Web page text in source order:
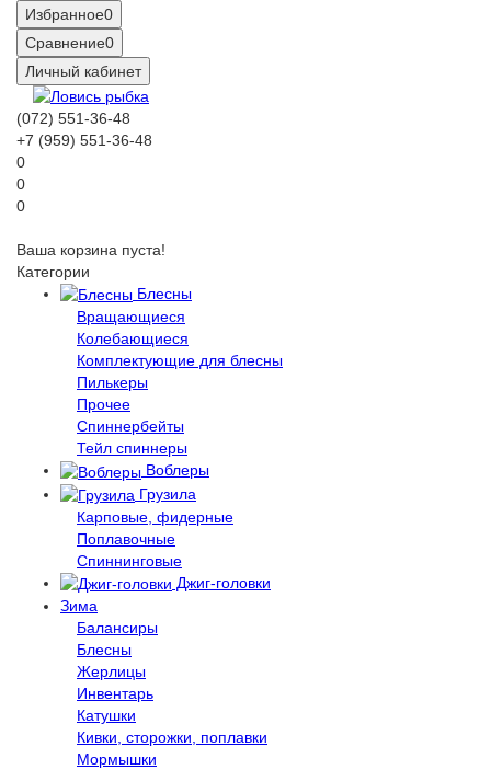
Избранное0
Сравнение0
Личный кабинет
(072) 551-36-48
+7 (959) 551-36-48
0
0
0
Ваша корзина пуста!
Категории
Блесны
Вращающиеся
Колебающиеся
Комплектующие для блесны
Пилькеры
Прочее
Спиннербейты
Тейл спиннеры
Воблеры
Грузила
Карповые, фидерные
Поплавочные
Спиннинговые
Джиг-головки
Зима
Балансиры
Блесны
Жерлицы
Инвентарь
Катушки
Кивки, сторожки, поплавки
Мормышки